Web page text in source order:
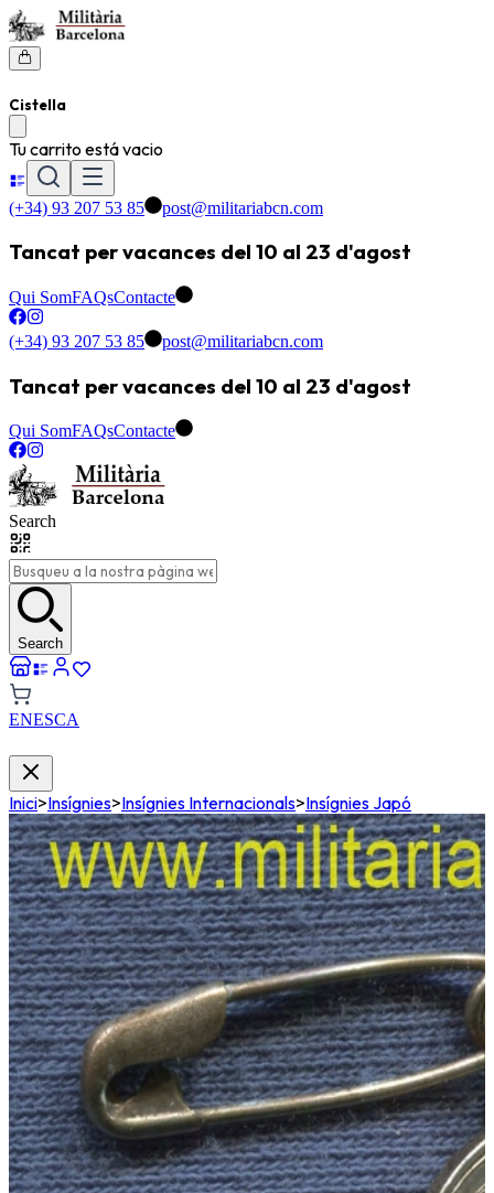
Cistella
Tu carrito está vacio
(+34) 93 207 53 85 post@militariabcn.com
Tancat per vacances del 10 al 23 d'agost
Qui SomFAQsContacte
(+34) 93 207 53 85 post@militariabcn.com
Tancat per vacances del 10 al 23 d'agost
Qui SomFAQsContacte
Search
Search
ENESCA
Inici>Insígnies>Insígnies Internacionals>Insígnies Japó